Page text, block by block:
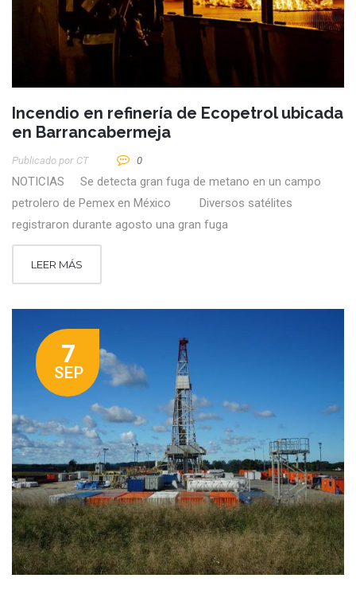
Incendio en refinería de Ecopetrol ubicada
en Barrancabermeja
Publicado por CT 0
NOTICIAS Se detecta gran fuga de metano en un campo
petrolero de Pemex en México Diversos satélites
registraron durante agosto una gran fuga
LEER MÁS
7
SEP